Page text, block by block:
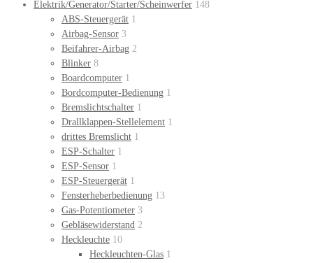
Elektrik/Generator/Starter/Scheinwerfer 148
ABS-Steuergerät 1
Airbag-Sensor 3
Beifahrer-Airbag 2
Blinker 8
Boardcomputer 1
Bordcomputer-Bedienung 1
Bremslichtschalter 1
Drallklappen-Stellelement 1
drittes Bremslicht 1
ESP-Schalter 1
ESP-Sensor 1
ESP-Steuergerät 1
Fensterheberbedienung 13
Gas-Potentiometer 3
Gebläsewiderstand 2
Heckleuchte 10
Heckleuchten-Glas 1